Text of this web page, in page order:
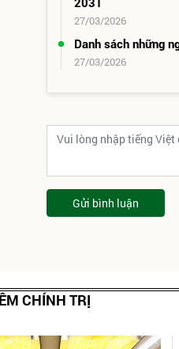
27/03/2026
Danh sách những
27/03/2026
Gửi bình luận
CHÍNH TRỊ